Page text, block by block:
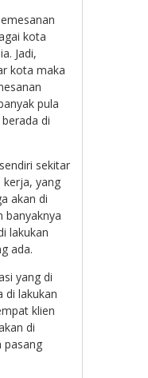
kota
Jadi,
kota maka
pula
di
sekitar
kerja, yang
akan di
banyaknya
lakukan
ada.
yang di
di lakukan
klien
di
pasang